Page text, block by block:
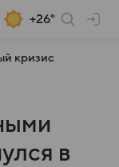
+26°
кризис
в